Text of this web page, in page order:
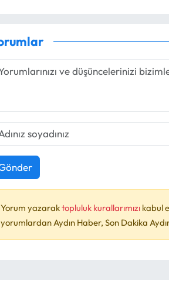
Yorum yazaraktopluluk kurallarımızı kabul
yorumlardan Aydın Haber, Son Dakika